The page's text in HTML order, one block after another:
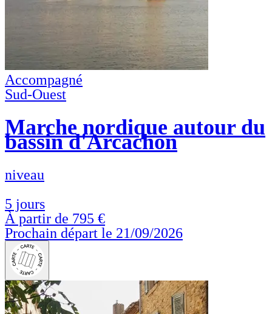
Accompagné
Sud-Ouest
Marche nordique autour du
bassin d'Arcachon
niveau
5 jours
À partir de 795 €
Prochain départ le 21/09/2026